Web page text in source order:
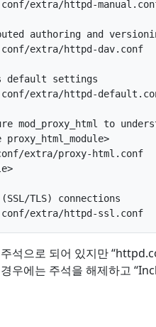
extra/httpd-
authoring and
extra/httpd-dav.conf
default settings
conf/extra/httpd-
mod_proxy_html to
proxy_html_module>
extra/proxy-html.conf
TLS) connections
석으로 되어 있지만
우에는 주석을 해제하고